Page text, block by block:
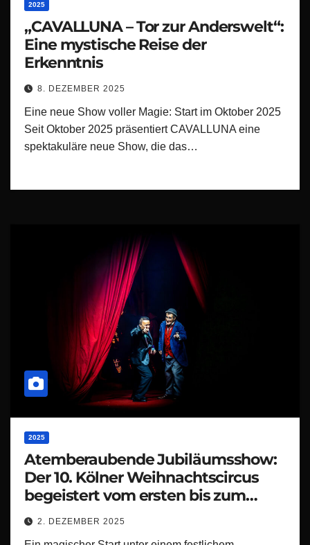
2025
„CAVALLUNA – Tor zur Anderswelt“:
Eine mystische Reise der
Erkenntnis
8. DEZEMBER 2025
Eine neue Show voller Magie: Start im Oktober 2025
Seit Oktober 2025 präsentiert CAVALLUNA eine
spektakuläre neue Show, die das…
2025
Atemberaubende Jubiläumsshow:
Der 10. Kölner Weihnachtscircus
begeistert vom ersten bis zum
letzten Moment!
2. DEZEMBER 2025